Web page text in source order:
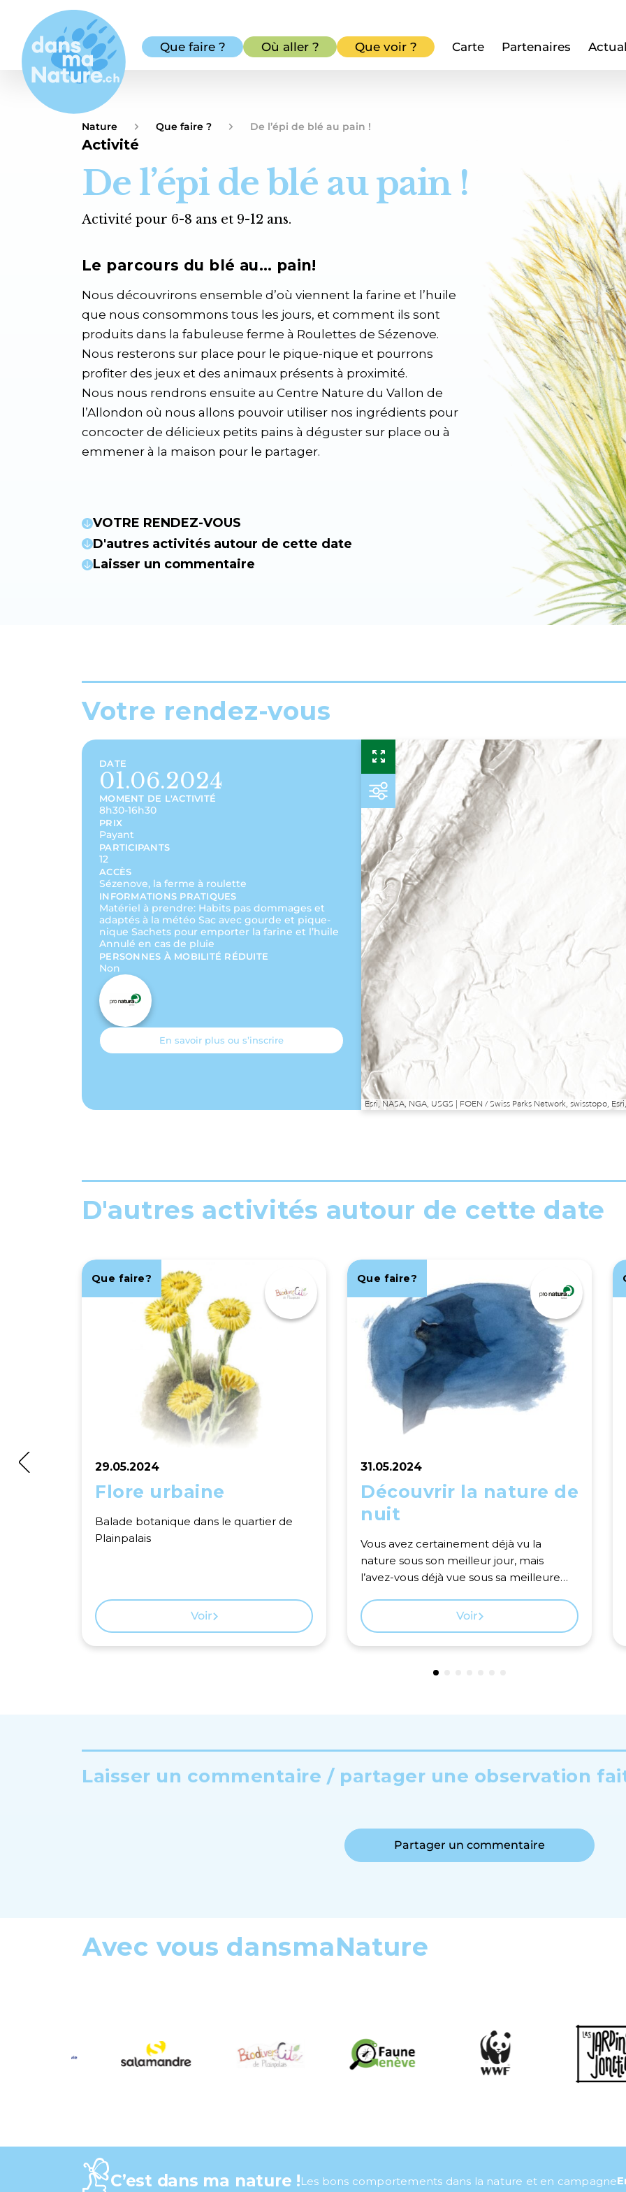
Que faire ? Où aller ? Que voir ? Carte Partenaires
Nature Que faire ? De l’épi de blé au pain !
Activité
De l’épi de blé au pain !
Activité pour 6-8 ans et 9-12 ans.
Le parcours du blé au… pain!
Nous découvrirons ensemble d’où viennent la farine et l’huile
que nous consommons tous les jours, et comment ils sont
produits dans la fabuleuse ferme à Roulettes de Sézenove.
Nous resterons sur place pour le pique-nique et pourrons
profiter des jeux et des animaux présents à proximité.
Nous nous rendrons ensuite au Centre Nature du Vallon de
l’Allondon où nous allons pouvoir utiliser nos ingrédients pour
concocter de délicieux petits pains à déguster sur place ou à
emmener à la maison pour le partager.
VOTRE RENDEZ-VOUS
D'autres activités autour de cette date
Laisser un commentaire
Votre rendez-vous
DATE
01.06.2024
MOMENT DE L'ACTIVITÉ
8h30-16h30
PRIX
Payant
PARTICIPANTS
12
ACCÈS
Sézenove, la ferme à roulette
INFORMATIONS PRATIQUES
Matériel à prendre: Habits pas dommages et
adaptés à la météo Sac avec gourde et pique-
nique Sachets pour emporter la farine et l’huile
Annulé en cas de pluie
PERSONNES À MOBILITÉ RÉDUITE
Non
En savoir plus ou s’inscrire
Esri, NASA, NGA, USGS | FOEN / Swiss Parks Network, swisstopo,
D'autres activités autour de cette date
Que faire?
29.05.2024
Flore urbaine
Balade botanique dans le quartier de
Plainpalais
Voir
Que faire?
31.05.2024
Découvrir la nature de
nuit
Vous avez certainement déjà vu la
nature sous son meilleur jour, mais
l’avez-vous déjà vue sous sa meilleure
Voir
Laisser un commentaire / partager une observation
Partager un commentaire
Avec vous dansmaNature
C’est dans ma nature !Les bons comportements dans la nature et en campagne